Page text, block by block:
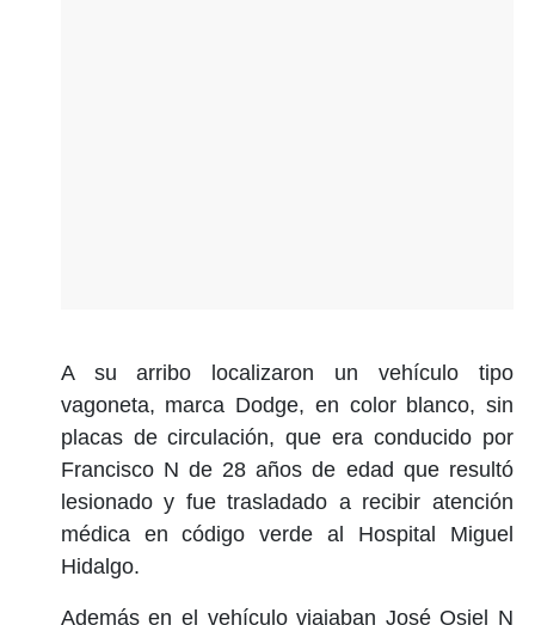
A su arribo localizaron un vehículo tipo
vagoneta, marca Dodge, en color blanco, sin
placas de circulación, que era conducido por
Francisco N de 28 años de edad que resultó
lesionado y fue trasladado a recibir atención
médica en código verde al Hospital Miguel
Hidalgo.
Además en el vehículo viajaban José Osiel N